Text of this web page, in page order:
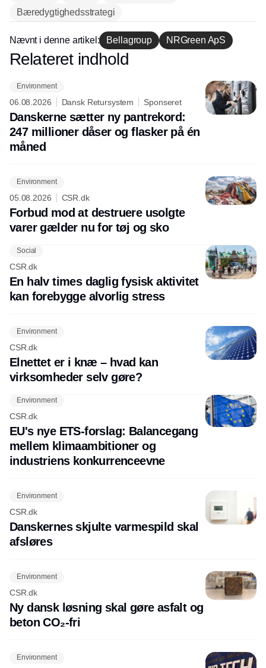
Bæredygtighedsstrategi
Nævnt i denne artikel: Bellagroup NRGreen ApS
Annonce
Relateret indhold
Environment
06.08.2026 Dansk Retursystem Sponseret
Danskerne sætter ny pantrekord:
247 millioner dåser og flasker på én
måned
Environment
05.08.2026 CSR.dk
Forbud mod at destruere usolgte
varer gælder nu for tøj og sko
Social
CSR.dk
En halv times daglig fysisk aktivitet
kan forebygge alvorlig stress
Environment
CSR.dk
Elnettet er i knæ – hvad kan
virksomheder selv gøre?
Environment
CSR.dk
EU's nye ETS-forslag: Balancegang
mellem klimaambitioner og
industriens konkurrenceevne
Environment
CSR.dk
Danskernes skjulte varmespild skal
afsløres
Environment
CSR.dk
Ny dansk løsning skal gøre asfalt og
beton CO₂-fri
Environment